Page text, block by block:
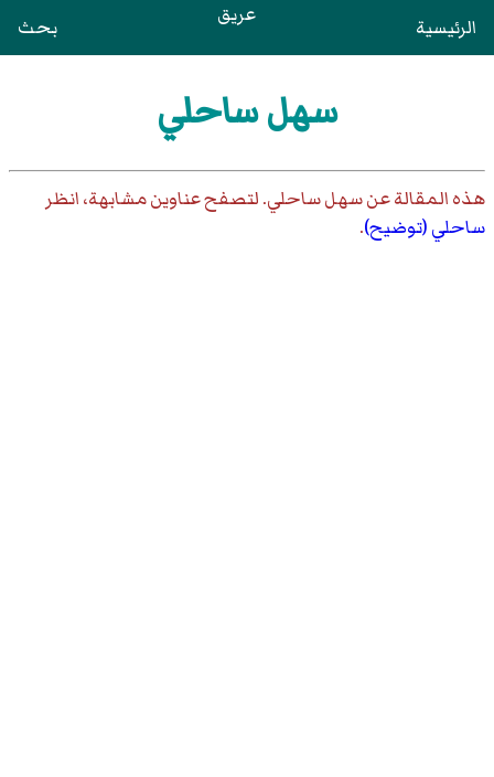
الرئيسية عريق بحث
سهل ساحلي
هذه المقالة عنسهل ساحلي. لتصفح عناوين مشابهة، انظر
ساحلي (توضيح).